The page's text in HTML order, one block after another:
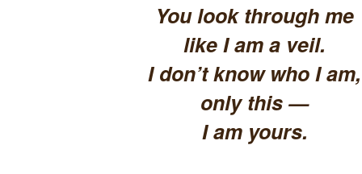
You look through me
like I am a veil.
I don’t know who I am,
only this —
I am yours.